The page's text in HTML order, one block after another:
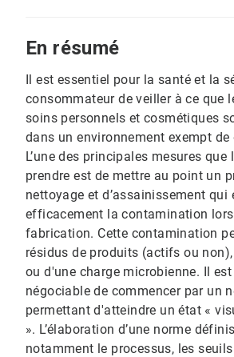
En résumé
Il est essentiel pour la santé et la
consommateur de veiller à ce que
soins personnels et cosmétiques
dans un environnement exempt
L’une des principales mesures
prendre est de mettre au point un
nettoyage et d’assainissement qui
efficacement la contamination
fabrication. Cette contamination
résidus de produits (actifs ou
ou d'une charge microbienne. Il
négociable de commencer par un
permettant d'atteindre un état «
». L’élaboration d’une norme
notamment le processus, les